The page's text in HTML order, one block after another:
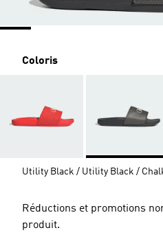
Coloris
Utility Black / Utility Black /
Réductions et promotions
produit.